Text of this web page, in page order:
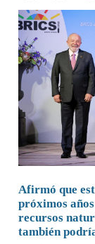
Afirmó que
próximos
recursos
también